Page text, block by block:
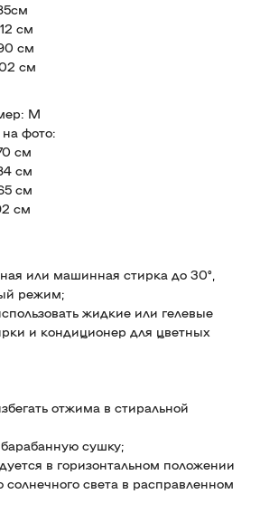
см
см
см
M
фото:
см
см
см
см
или машинная стирка до 30°,
режим;
жидкие или гелевые
и кондиционер для цветных
отжима в стиральной
сушку;
в горизонтальном положении
солнечного света в расправленном